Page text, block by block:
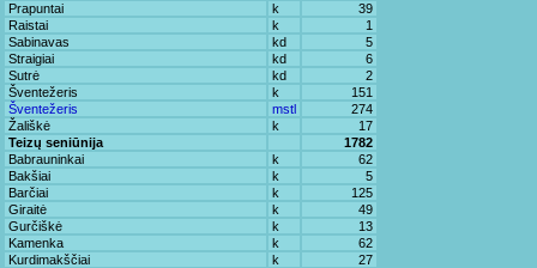
Prapuntai
k
39
Raistai
k
1
Sabinavas
kd
5
Straigiai
kd
6
Sutrė
kd
2
Šventežeris
k
151
Šventežeris
mstl
274
Žališkė
k
17
Teizų seniūnija
1782
Babrauninkai
k
62
Bakšiai
k
5
Barčiai
k
125
Giraitė
k
49
Gurčiškė
k
13
Kamenka
k
62
Kurdimakščiai
k
27